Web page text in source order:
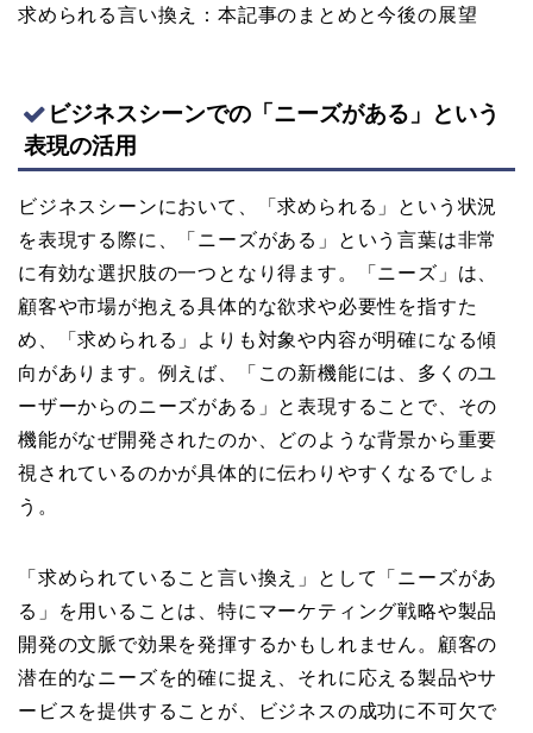
求められる言い換え：本記事のまとめと今後の展望
ビジネスシーンでの「ニーズがある」という
表現の活用
ビジネスシーンにおいて、「求められる」という状況
を表現する際に、「ニーズがある」という言葉は非常
に有効な選択肢の一つとなり得ます。「ニーズ」は、
顧客や市場が抱える具体的な欲求や必要性を指すた
め、「求められる」よりも対象や内容が明確になる傾
向があります。例えば、「この新機能には、多くのユ
ーザーからのニーズがある」と表現することで、その
機能がなぜ開発されたのか、どのような背景から重要
視されているのかが具体的に伝わりやすくなるでしょ
う。
「求められていること言い換え」として「ニーズがあ
る」を用いることは、特にマーケティング戦略や製品
開発の文脈で効果を発揮するかもしれません。顧客の
潜在的なニーズを的確に捉え、それに応える製品やサ
ービスを提供することが、ビジネスの成功に不可欠で